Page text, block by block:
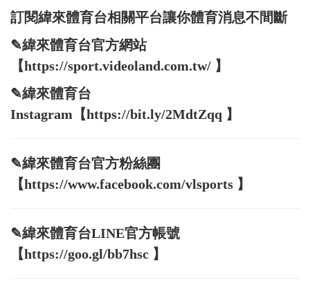
訂閱緯來體育台相關平台讓你體育消息不間斷
✎緯來體育台官方網站
【https://sport.videoland.com.tw/ 】
✎緯來體育台
Instagram【https://bit.ly/2MdtZqq 】
✎緯來體育台官方粉絲團
【https://www.facebook.com/vlsports 】
✎緯來體育台LINE官方帳號
【https://goo.gl/bb7hsc 】